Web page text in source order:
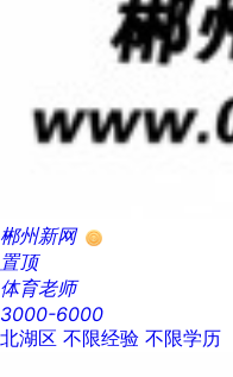
郴州新网
置顶
体育老师
3000-6000
北湖区 不限经验 不限学历